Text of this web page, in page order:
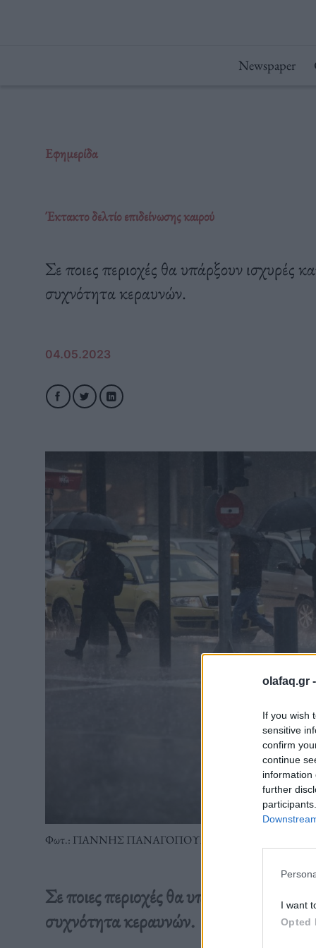
olafaq.gr -
If you wish
sensitive
confirm
continue
information
further
I want
Opted
Newspaper
Εφημερίδα
Έκτακτο δελτίο επιδείνωσης καιρού
Σε ποιες περιοχές θα υπάρξουν ισχυρές
συχνότητα κεραυνών.
04.05.2023
Φωτ.: ΓΙΑΝΝΗΣ ΠΑΝΑΓΟΠΟΥΛΟΣ / EUROKINISSI
Σε ποιες περιοχές θα υπάρξουν ισχυρές
συχνότητα κεραυνών.